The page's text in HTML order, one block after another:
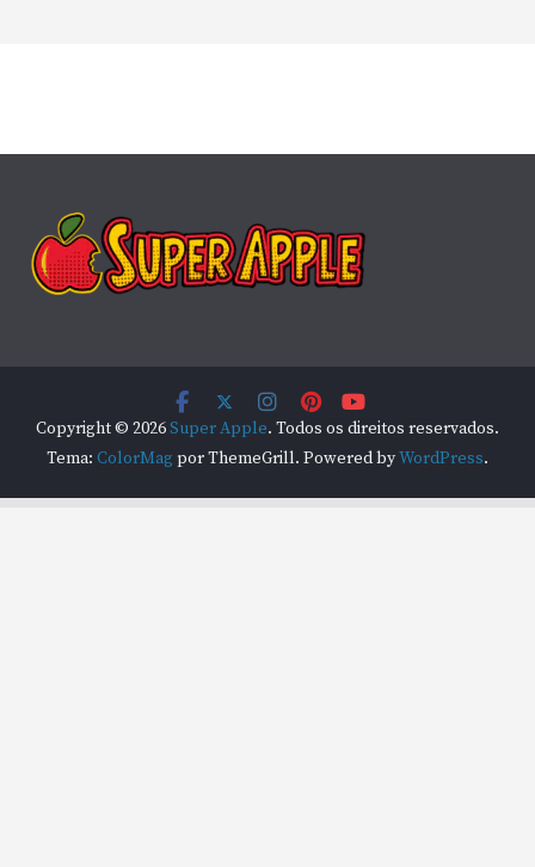
Copyright © 2026Super Apple. Todos os direitos reservados.
Tema: ColorMag por ThemeGrill. Powered byWordPress.